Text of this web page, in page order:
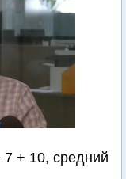
+ 10, средний